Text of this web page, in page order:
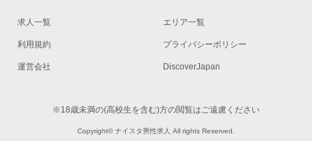
求人一覧 エリア一覧
利用規約 プライバシーポリシー
運営会社 DiscoverJapan
※18歳未満の(高校生を含む)方の閲覧はご遠慮ください
Copyright© ナイスタ男性求人 All rights Reserved.